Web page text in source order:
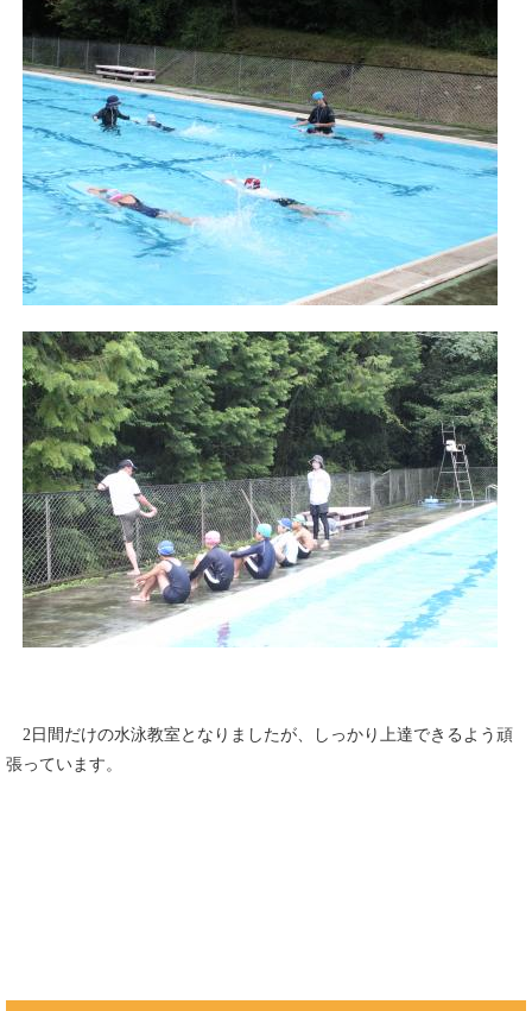
2日間だけの水泳教室となりましたが、しっかり上達できるよう頑
張っています。